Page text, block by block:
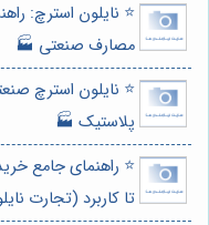
⭐️ نایلون استرچ:
مصارف صنعتی 🏭
⭐️ نایلون استرچ
پلاستیک 🏭
⭐️ راهنمای جامع
تا کاربرد (تجارت